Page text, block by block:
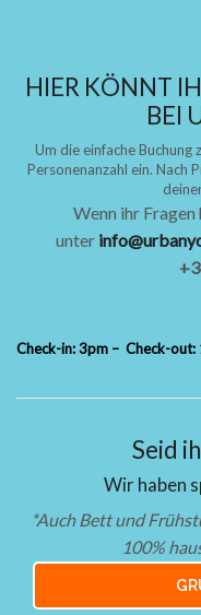
HIER KÖNNT
BEI
Um die einfache Buchung
Personenanzahl ein. Nach
Wenn ihr
unter
Check-in: 3pm – Check-out:
Seid
Wir haben
*Auch Bett und
100%